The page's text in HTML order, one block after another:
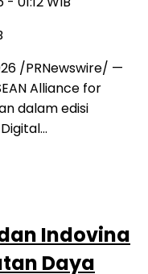
/PRNewswire/ —
Alliance for
dalam edisi
Indovina
Daya